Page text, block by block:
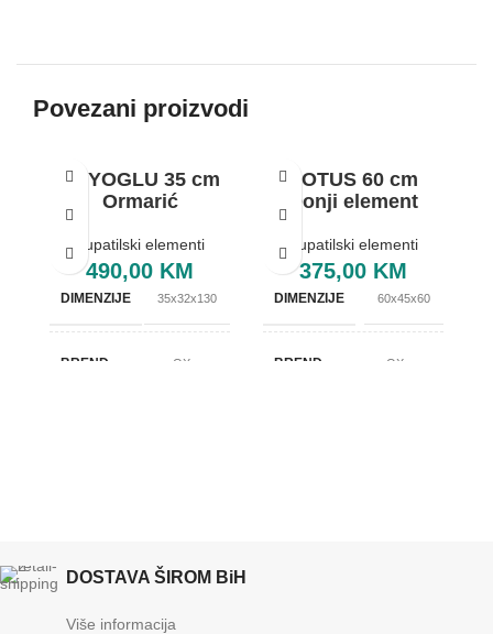
Povezani proizvodi
BEYOGLU 35 cm
Ormarić
Kupatilski elementi
490,00 KM
DIMENZIJE 35x32x130
BREND OXaqua
LOTUS 60 cm
Donji element
Kupatilski elementi
375,00 KM
DIMENZIJE 60x45x60
BREND OXaqua
DOSTAVA ŠIROM BiH
Više informacija